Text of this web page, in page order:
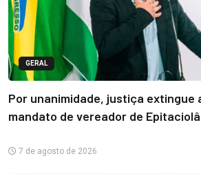
GERAL
Por unanimidade, justiça extingue
mandato de vereador de
7 de agosto de 2026